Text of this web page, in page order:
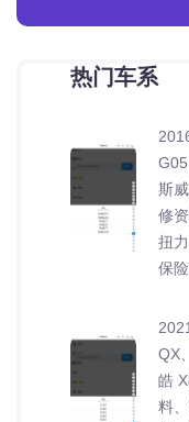
热门车系
斯
修
扭
保
QX
皓
料